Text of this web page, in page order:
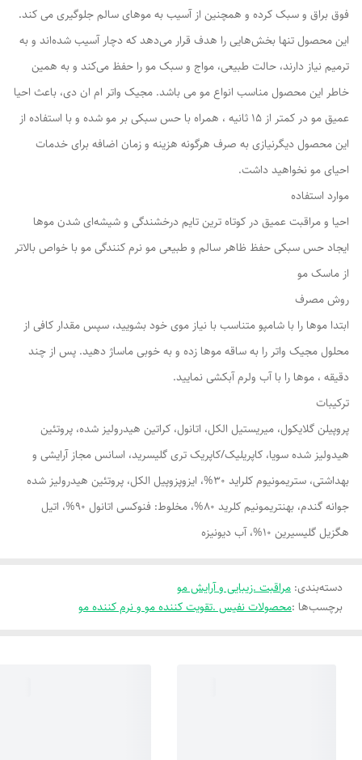
فوق براق و سبک کرده و همچنین از آسیب به موهای سالم جلوگیری می کند.
این محصول تنها بخش‌هایی را هدف قرار می‌دهد که دچار آسیب شده‌اند و به
ترمیم نیاز دارند، حالت طبیعی، مواج و سبک مو را حفظ می‌کند و به همین
خاطر این محصول مناسب انواع مو می باشد. مجیک واتر ام ان دی، باعث احیا
عمیق مو در کمتر از 15 ثانیه ، همراه با حس سبکی بر مو شده و با استفاده از
این محصول دیگرنیازی به صرف هرگونه هزینه و زمان اضافه برای خدمات
احیای مو نخواهید داشت.
موارد استفاده
احیا و مراقبت عمیق در کوتاه ترین تایم درخشندگی و شیشه‌ای شدن موها
ایجاد حس سبکی حفظ ظاهر سالم و طبیعی مو نرم کنندگی مو با خواص بالاتر
از ماسک مو
روش مصرف
ابتدا موها را با شامپو متناسب با نیاز موی خود بشویید، سپس مقدار کافی از
محلول مجیک واتر را به ساقه موها زده و به خوبی ماساژ دهید. پس از چند
دقیقه ، موها را با آب ولرم آبکشی نمایید.
ترکیبات
پروپیلن گلایکول، میریستیل الکل، اتانول، کراتین هیدرولیز شده، پروتئین
هیدولیز شده سویا، کاپریلیک/کاپریک تری گلیسرید، اسانس مجاز آرایشی و
بهداشتی، ستریمونیوم کلراید 30%، ایزوپزوپیل الکل، پروتئین هیدرولیز شده
جوانه گندم، بهنتریمونیم کلرید 80%، مخلوط: فنوکسی اتانول 90%، اتیل
هگزیل گلیسیرین 10%، آب دیونیزه
دسته‌بندی: مراقبت .زیبایی و آرایش مو
برچسب‌ها :محصولات نفیس .تقویت کننده مو و نرم کننده مو